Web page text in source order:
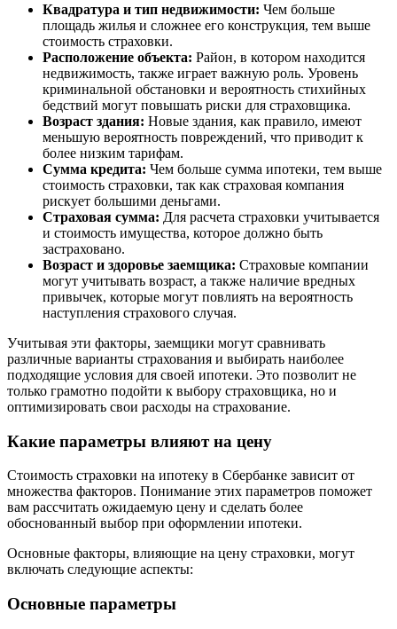
Квадратура и тип недвижимости: Чем больше
площадь жилья и сложнее его конструкция, тем выше
стоимость страховки.
Расположение объекта: Район, в котором находится
недвижимость, также играет важную роль. Уровень
криминальной обстановки и вероятность стихийных
бедствий могут повышать риски для страховщика.
Возраст здания: Новые здания, как правило, имеют
меньшую вероятность повреждений, что приводит к
более низким тарифам.
Сумма кредита: Чем больше сумма ипотеки, тем выше
стоимость страховки, так как страховая компания
рискует большими деньгами.
Страховая сумма: Для расчета страховки учитывается
и стоимость имущества, которое должно быть
застраховано.
Возраст и здоровье заемщика: Страховые компании
могут учитывать возраст, а также наличие вредных
привычек, которые могут повлиять на вероятность
наступления страхового случая.
Учитывая эти факторы, заемщики могут сравнивать
различные варианты страхования и выбирать наиболее
подходящие условия для своей ипотеки. Это позволит не
только грамотно подойти к выбору страховщика, но и
оптимизировать свои расходы на страхование.
Какие параметры влияют на цену
Стоимость страховки на ипотеку в Сбербанке зависит от
множества факторов. Понимание этих параметров поможет
вам рассчитать ожидаемую цену и сделать более
обоснованный выбор при оформлении ипотеки.
Основные факторы, влияющие на цену страховки, могут
включать следующие аспекты:
Основные параметры